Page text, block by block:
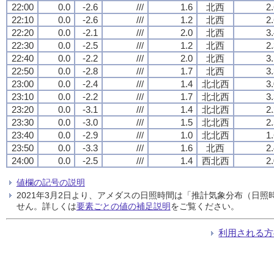
22:00
0.0 -2.6 /// 1.6 北西
22:10
0.0 -2.6 /// 1.2 北西
22:20
0.0 -2.1 /// 2.0 北西
22:30
0.0 -2.5 /// 1.2 北西
22:40
0.0 -2.2 /// 2.0 北西
22:50
0.0 -2.8 /// 1.7 北西
23:00
0.0 -2.4 /// 1.4 北北西
23:10
0.0 -2.2 /// 1.7 北北西
23:20
0.0 -3.1 /// 1.4 北北西
23:30
0.0 -3.0 /// 1.5 北北西
23:40
0.0 -2.9 /// 1.0 北北西
23:50
0.0 -3.3 /// 1.6 北西
24:00
0.0 -2.5 /// 1.4 西北西
値欄の記号の説明
2021年3月2日より、アメダスの日照時間は「推計気象分布（日
せん。詳しくは要素ごとの値の補足説明をご覧ください。
利用される